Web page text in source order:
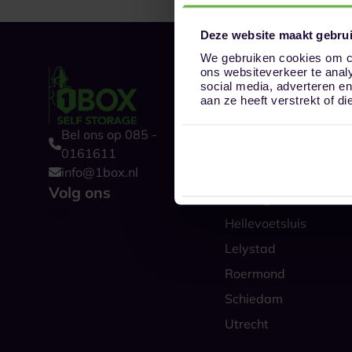
Deze website maakt
We gebruiken cookies om
ons websiteverkeer te
social media, adverteren
aan ze heeft verstrekt of
Bel ons op 085 -
0161611
info@1box.nl
Volg ons
Onze
Alkmaar
Hellevoetsluis
Lelystad
Roermond
Schiedam
Utrecht